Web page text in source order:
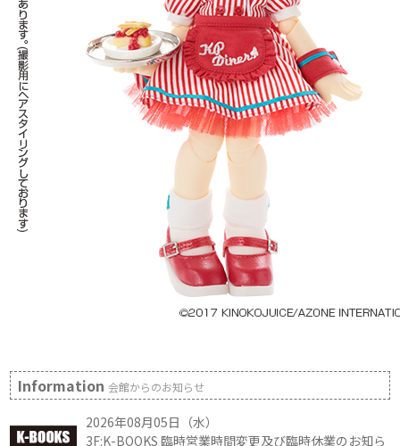
Information会館からのお知らせ
2026年08月05日（水）
3F:K-BOOKS 臨時営業時間変更及び臨時休業のお知ら